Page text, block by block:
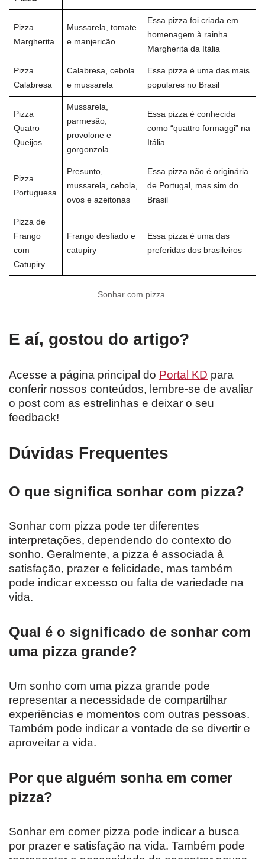
Pizza
Margherita
Mussarela, tomate
e manjericão
Essa pizza foi criada em
homenagem à rainha
Margherita da Itália
Pizza
Calabresa
Calabresa, cebola
e mussarela
Essa pizza é uma das mais
populares no Brasil
Pizza
Quatro
Queijos
Mussarela,
parmesão,
provolone e
gorgonzola
Essa pizza é conhecida
como “quattro formaggi” na
Itália
Pizza
Portuguesa
Presunto,
mussarela, cebola,
ovos e azeitonas
Essa pizza não é originária
de Portugal, mas sim do
Brasil
Pizza de
Frango
com
Catupiry
Frango desfiado e
catupiry
Essa pizza é uma das
preferidas dos brasileiros
Sonhar com pizza.
E aí, gostou do artigo?
Acesse a página principal do Portal KD para
conferir nossos conteúdos, lembre-se de avaliar
o post com as estrelinhas e deixar o seu
feedback!
Dúvidas Frequentes
O que significa sonhar com pizza?
Sonhar com pizza pode ter diferentes
interpretações, dependendo do contexto do
sonho. Geralmente, a pizza é associada à
satisfação, prazer e felicidade, mas também
pode indicar excesso ou falta de variedade na
vida.
Qual é o significado de sonhar com
uma pizza grande?
Um sonho com uma pizza grande pode
representar a necessidade de compartilhar
experiências e momentos com outras pessoas.
Também pode indicar a vontade de se divertir e
aproveitar a vida.
Por que alguém sonha em comer
pizza?
Sonhar em comer pizza pode indicar a busca
por prazer e satisfação na vida. Também pode